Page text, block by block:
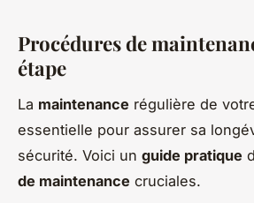
Procédures de
étape
La maintenance régulière de
essentielle pour assurer sa
sécurité. Voici un guide pratique
de maintenance cruciales.